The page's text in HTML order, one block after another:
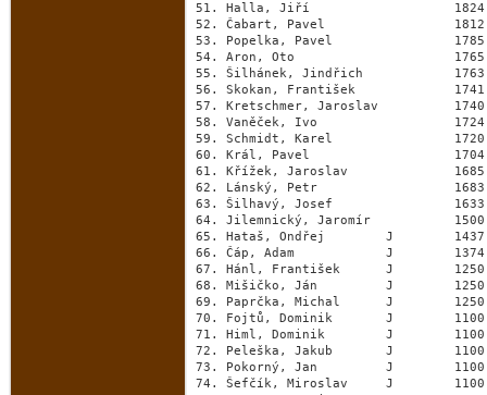
51. Halla, Jiří                   1824 10:L
52. Čabart, Pavel                 1812
53. Popelka, Pavel                1785
54. Aron, Oto                     1765
55. Šilhánek, Jindřich            1763
56. Skokan, František             1741
57. Kretschmer, Jaroslav          1740
58. Vaněček, Ivo                  1724
59. Schmidt, Karel                1720
60. Král, Pavel                   1704
61. Křížek, Jaroslav              1685
62. Lánský, Petr                  1683
63. Šilhavý, Josef                1633
64. Jilemnický, Jaromír           1500
65. Hataš, Ondřej        J        1437
66. Čáp, Adam            J        1374
67. Hánl, František      J        1250
68. Mišičko, Ján         J        1250
69. Paprčka, Michal      J        1250
70. Fojtů, Dominik       J        1100
71. Himl, Dominik        J        1100
72. Peleška, Jakub       J        1100
73. Pokorný, Jan         J        1100
74. Šefčík, Miroslav     J        1100